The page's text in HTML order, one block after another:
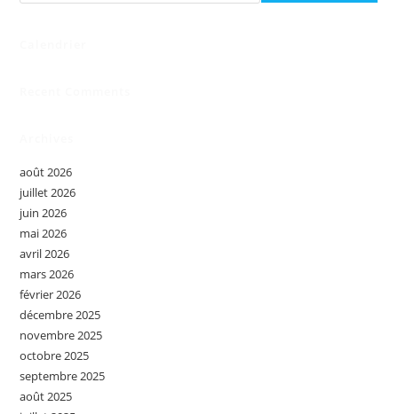
août 2026
juillet 2026
juin 2026
mai 2026
avril 2026
mars 2026
février 2026
décembre 2025
novembre 2025
octobre 2025
septembre 2025
août 2025